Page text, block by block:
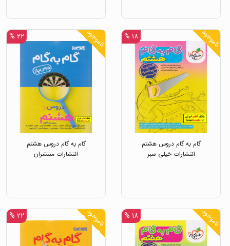
ناموجود ۱۸ %
گام به گام دروس هشتم
انتشارات خیلی سبز
ناموجود ۲۲ %
گام به گام دروس هشتم
انتشارات منتشران
ناموجود ۱۸ % ناموجود ۲۲ %